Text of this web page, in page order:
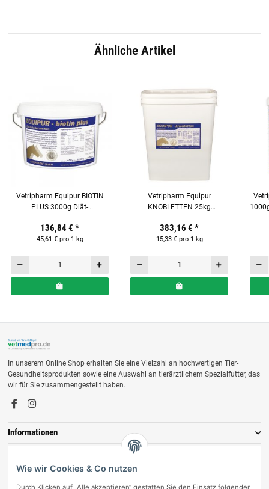
Ähnliche Artikel
Vetripharm Equipur BIOTIN
PLUS 3000g Diät-
Pferde
136,84 € *
45,61 € pro 1 kg
Vetripharm Equipur
KNOBLETTEN 25kg
Pferde
383,16 € *
15,33 € pro 1 kg
In unserem Online Shop erhalten Sie eine Vielzahl an hochwertigen Tier-
Gesundheitsprodukten sowie eine Auswahl an tierärztlichem Spezialfutter, das
wir für Sie zusammengestellt haben.
Informationen
Wie wir Cookies & Co nutzen